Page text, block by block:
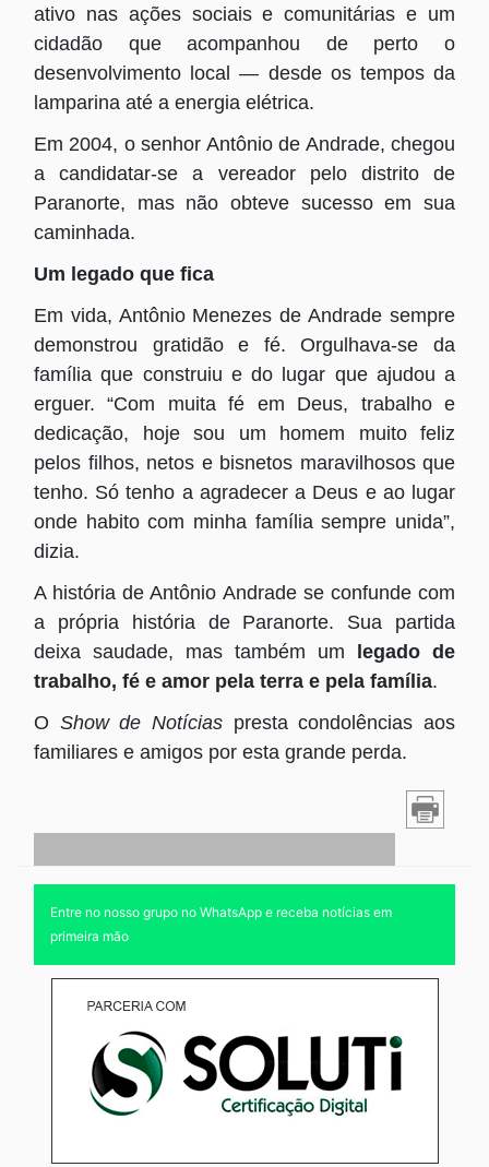
ativo nas ações sociais e comunitárias e um
cidadão que acompanhou de perto o
desenvolvimento local — desde os tempos da
lamparina até a energia elétrica.
Em 2004, o senhor Antônio de Andrade, chegou
a candidatar-se a vereador pelo distrito de
Paranorte, mas não obteve sucesso em sua
caminhada.
Um legado que fica
Em vida, Antônio Menezes de Andrade sempre
demonstrou gratidão e fé. Orgulhava-se da
família que construiu e do lugar que ajudou a
erguer. “Com muita fé em Deus, trabalho e
dedicação, hoje sou um homem muito feliz
pelos filhos, netos e bisnetos maravilhosos que
tenho. Só tenho a agradecer a Deus e ao lugar
onde habito com minha família sempre unida”,
dizia.
A história de Antônio Andrade se confunde com
a própria história de Paranorte. Sua partida
deixa saudade, mas também um
legado de
trabalho, fé e amor pela terra e pela família.
O Show de Notícias presta condolências aos
familiares e amigos por esta grande perda.
Entre no nosso grupo no WhatsApp e receba notícias em
primeira mão